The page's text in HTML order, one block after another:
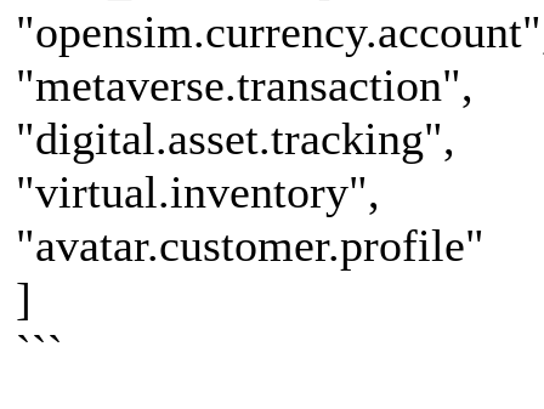
"metaverse.transaction",
"digital.asset.tracking",
"virtual.inventory",
"avatar.customer.profile"
]
```